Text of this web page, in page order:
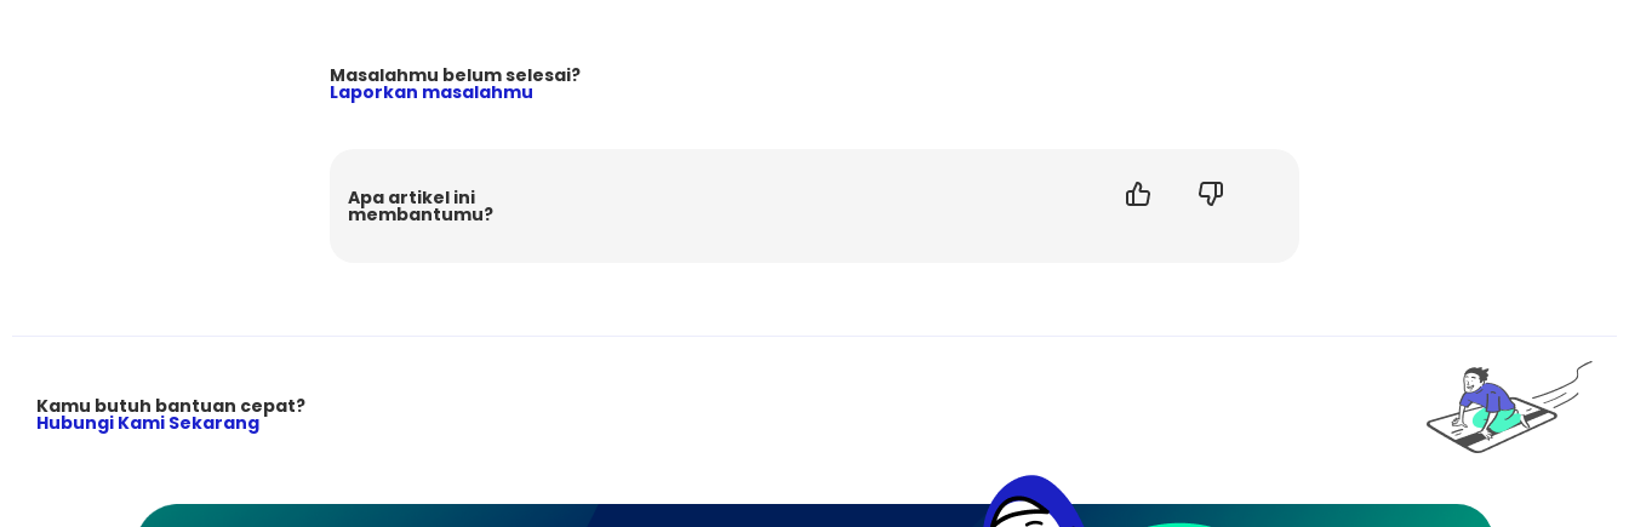
Masalahmu belum selesai?
Laporkan masalahmu
Apa artikel ini
membantumu?
Kamu butuh bantuan cepat?
Hubungi Kami Sekarang